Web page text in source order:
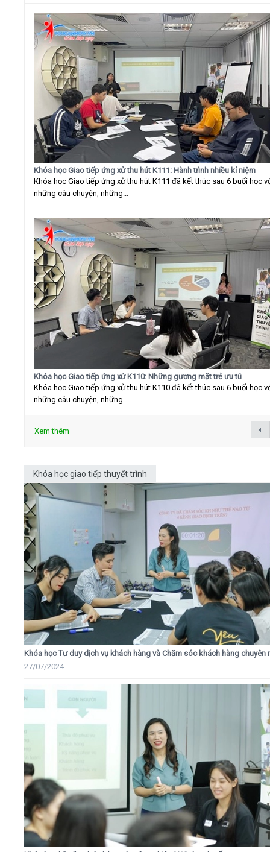
Khóa học Giao tiếp ứng xử thu hút K111: Hành trình nhiều kỉ niệm
Khóa học Giao tiếp ứng xử thu hút K111 đã kết thúc sau 6 buổi học
những câu chuyện, những...
Khóa học Giao tiếp ứng xử K110: Những gương mặt trẻ ưu tú
Khóa học Giao tiếp ứng xử thu hút K110 đã kết thúc sau 6 buổi học
những câu chuyện, những...
Xem thêm
Khóa học giao tiếp thuyết trình
Khóa học Tư duy dịch vụ khách hàng và Chăm sóc khách hàng chuyên
27/07/2024